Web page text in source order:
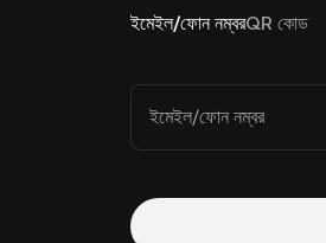
ইমেইল/ফোন নম্বরQR কোড
ইমেইল/ফোন নম্বর